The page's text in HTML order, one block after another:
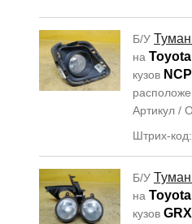
Б/У
на
кузов
Артикул /
Штрих-
Б/У
на
кузов